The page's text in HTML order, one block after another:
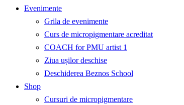
Evenimente
Grila de evenimente
Curs de micropigmentare acreditat
COACH for PMU artist 1
Ziua ușilor deschise
Deschiderea Beznos School
Shop
Cursuri de micropigmentare